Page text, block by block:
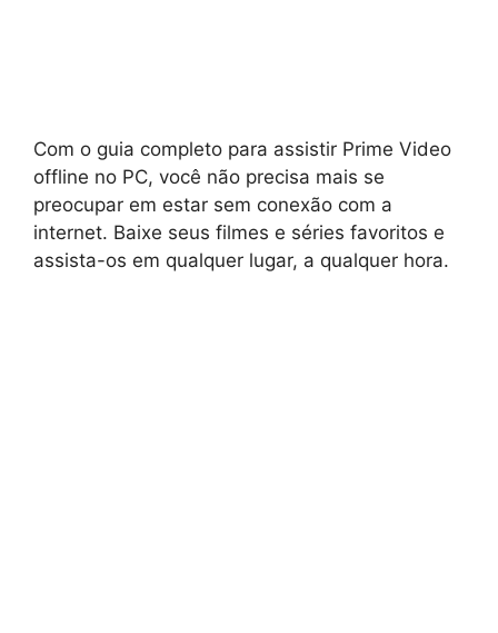
Com o guia completo para assistir Prime Video
offline no PC, você não precisa mais se
preocupar em estar sem conexão com a
internet. Baixe seus filmes e séries favoritos e
assista-os em qualquer lugar, a qualquer hora.